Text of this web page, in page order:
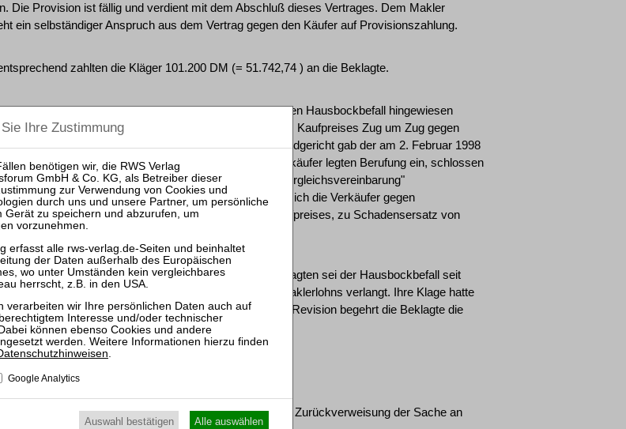
Die Provision ist fällig und verdient mit dem Abschluß dieses Vertrages. Dem Makler
ein selbständiger Anspruch aus dem Vertrag gegen den Käufer auf Provisionszahlung.
zahlten die Kläger 101.200 DM (= 51.742,74 ) an die Beklagte.
die Kläger durch den Zeugen S. im März 1997 auf den Hausbockbefall hingewiesen
waren, nahmen sie die Verkäufer auf Rückzahlung des Kaufpreises Zug um Zug gegen
des Hausgrundstücks in Anspruch. Das Landgericht gab der am 2. Februar 1998
Klage durch Urteil vom 9. April 1999 statt. Die Verkäufer legten Berufung ein, schlossen
mit den Klägern am 28. April 2000 eine notarielle "Vergleichsvereinbarung"
mit Auflassung"). Hiernach verpflichteten sich die Verkäufer gegen
des Grundstücks zur Rückzahlung des Kaufpreises, zu Schadensersatz von
DM und zur Zurücknahme ihrer Berufung.
Behauptung, dem damaligen Geschäftsführer der Beklagten sei der Hausbockbefall seit
gewesen, haben die Kläger Rückzahlung des Maklerlohns verlangt. Ihre Klage hatte
Vorinstanzen Erfolg. Mit ihrer vom Senat zugelassenen Revision begehrt die Beklagte die
der Klage.
führt zur Aufhebung des Berufungsurteils und zur Zurückverweisung der Sache an
.
Google Analytics
Auswahl bestätigen Alle auswählen